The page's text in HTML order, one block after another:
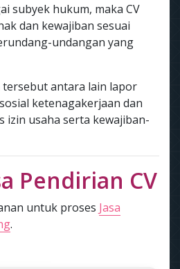
subyek hukum, maka CV
dan kewajiban sesuai
undangan yang
tersebut antara lain lapor
ketenagakerjaan dan
izin usaha serta kewajiban-
Pendirian CV
untuk proses Jasa
.